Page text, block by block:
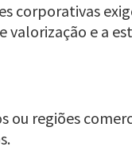
corporativas
valorização e a
regiões